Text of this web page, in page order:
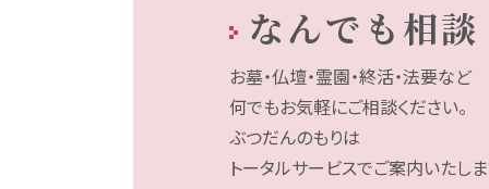
なんでも相談
お墓・仏壇・霊園・終活・法要など
何でもお気軽にご相談ください。
ぶつだんのもりは
トータルサービスでご案内いたしま